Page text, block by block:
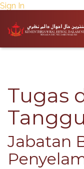
Sign In
​​Tugas
Jabatan